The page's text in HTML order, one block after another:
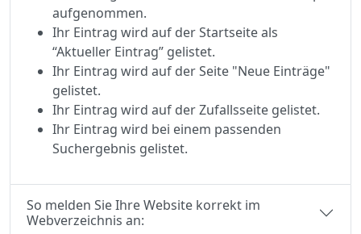
aufgenommen.
Ihr Eintrag wird auf der Startseite als
“Aktueller Eintrag” gelistet.
Ihr Eintrag wird auf der Seite "Neue Einträge"
gelistet.
Ihr Eintrag wird auf der Zufallsseite gelistet.
Ihr Eintrag wird bei einem passenden
Suchergebnis gelistet.
So melden Sie Ihre Website korrekt im
Webverzeichnis an: